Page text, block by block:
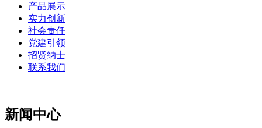
产品展示
实力创新
社会责任
党建引领
招贤纳士
联系我们
新闻中心